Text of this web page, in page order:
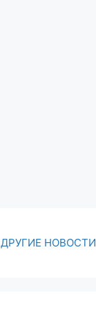
ДРУГИЕ НОВОСТИ